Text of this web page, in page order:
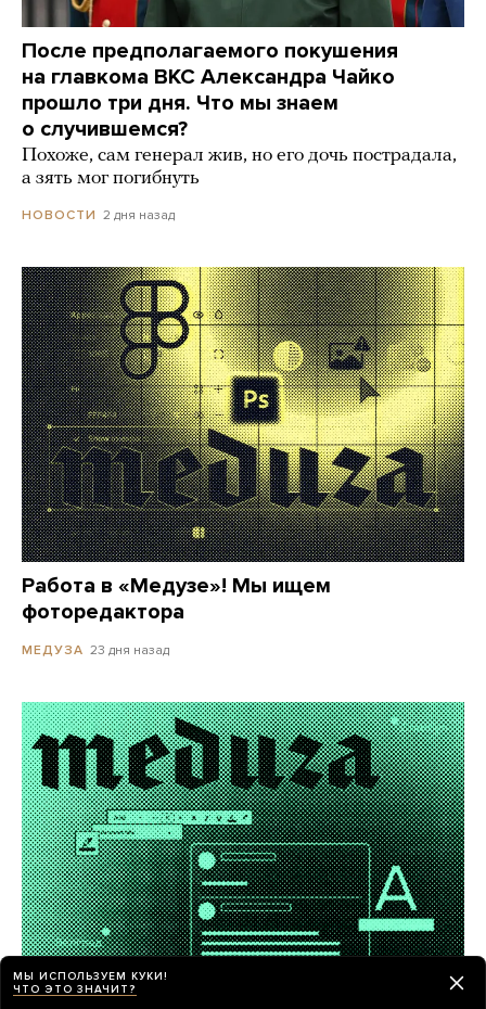
После предполагаемого покушения
на главкома ВКС Александра Чайко
прошло три дня. Что мы знаем
о случившемся?
Похоже, сам генерал жив, но его дочь пострадала,
а зять мог погибнуть
НОВОСТИ 2 дня назад
Работа в «Медузе»! Мы ищем
фоторедактора
МЕДУЗА 23 дня назад
МЫ ИСПОЛЬЗУЕМ КУКИ!
ЧТО ЭТО ЗНАЧИТ?